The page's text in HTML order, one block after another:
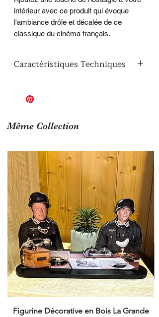
intérieur avec ce produit qui évoque
l'ambiance drôle et décalée de ce
classique du cinéma français.
Caractéristiques Techniques
épaisseur du bois
Finitions vernis
ouvrés
éligible au retour :voir notre
politique de retour
Même Collection
Figurine Décorative en Bois La Grande